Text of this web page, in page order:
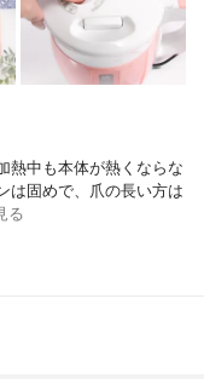
熱中も本体が熱くならな
は固めで、爪の長い方は
る